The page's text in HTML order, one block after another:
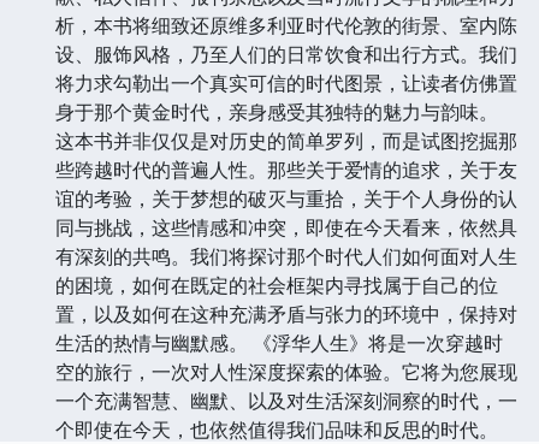
析，本书将细致还原维多利亚时代伦敦的街景、室内陈
设、服饰风格，乃至人们的日常饮食和出行方式。我们
将力求勾勒出一个真实可信的时代图景，让读者仿佛置
身于那个黄金时代，亲身感受其独特的魅力与韵味。
这本书并非仅仅是对历史的简单罗列，而是试图挖掘那
些跨越时代的普遍人性。那些关于爱情的追求，关于友
谊的考验，关于梦想的破灭与重拾，关于个人身份的认
同与挑战，这些情感和冲突，即使在今天看来，依然具
有深刻的共鸣。我们将探讨那个时代人们如何面对人生
的困境，如何在既定的社会框架内寻找属于自己的位
置，以及如何在这种充满矛盾与张力的环境中，保持对
生活的热情与幽默感。 《浮华人生》将是一次穿越时
空的旅行，一次对人性深度探索的体验。它将为您展现
一个充满智慧、幽默、以及对生活深刻洞察的时代，一
个即使在今天，也依然值得我们品味和反思的时代。